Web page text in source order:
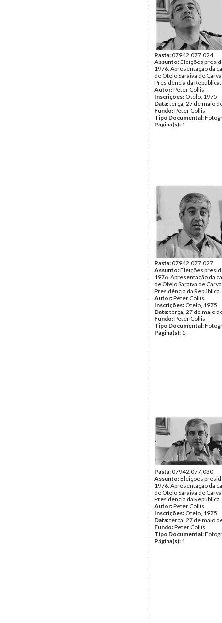
Pasta:07942.077.024
Assunto:Eleições
1976. Apresentação da
de Otelo Saraiva de
Presidência da República.
Autor:Peter Collis
Inscrições: Otelo, 1975
Data:terça, 27 de maio
Fundo:Peter Collis
Tipo Documental:
Página(s): 1
Pasta:07942.077.027
Assunto:Eleições
1976. Apresentação da
de Otelo Saraiva de
Presidência da República.
Autor:Peter Collis
Inscrições: Otelo, 1975
Data:terça, 27 de maio
Fundo:Peter Collis
Tipo Documental:
Página(s): 1
Pasta:07942.077.030
Assunto:Eleições
1976. Apresentação da
de Otelo Saraiva de
Presidência da República.
Autor:Peter Collis
Inscrições: Otelo, 1975
Data:terça, 27 de maio
Fundo:Peter Collis
Tipo Documental:
Página(s): 1